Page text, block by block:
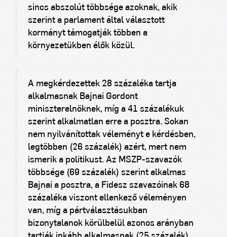
sincs abszolút többsége azoknak, akik
szerint a parlament által választott
kormányt támogatják többen a
környezetükben élők közül.
A megkérdezettek 28 százaléka tartja
alkalmasnak Bajnai Gordont
miniszterelnöknek, míg a 41 százalékuk
szerint alkalmatlan erre a posztra. Sokan
nem nyilvánítottak véleményt e kérdésben,
legtöbben (26 százalék) azért, mert nem
ismerik a politikust. Az MSZP-szavazók
többsége (69 százalék) szerint alkalmas
Bajnai a posztra, a Fidesz szavazóinak 68
százaléka viszont ellenkező véleményen
van, míg a pártválasztásukban
bizonytalanok körülbelül azonos arányban